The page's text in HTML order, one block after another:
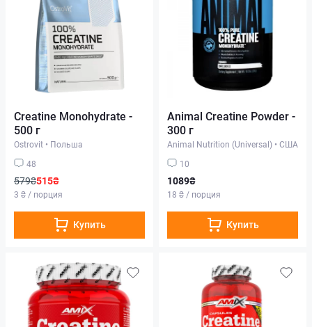
Creatine Monohydrate -
500 г
Ostrovit • Польша
48
579₴515₴
3 ₴ / порция
Купить
Animal Creatine Powder -
300 г
Animal Nutrition (Universal) • США
10
1089₴
18 ₴ / порция
Купить